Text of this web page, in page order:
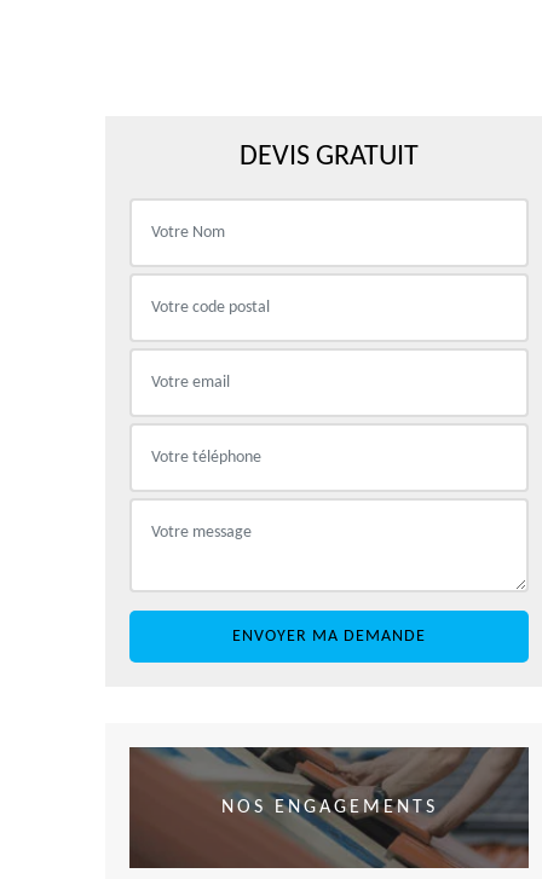
DEVIS GRATUIT
NOS ENGAGEMENTS